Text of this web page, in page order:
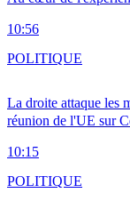
10:56
La droite attaque les
réunion de l'UE sur
10:15
POLITIQUE
POLITIQUE